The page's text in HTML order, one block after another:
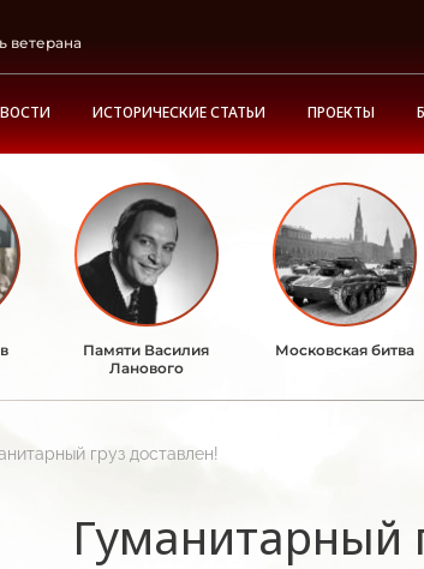
ветерана
ИСТОРИЧЕСКИЕ СТАТЬИ ПРОЕКТЫ
Памяти Василия
Ланового
Московская битва
груз доставлен!
Гуманитарный